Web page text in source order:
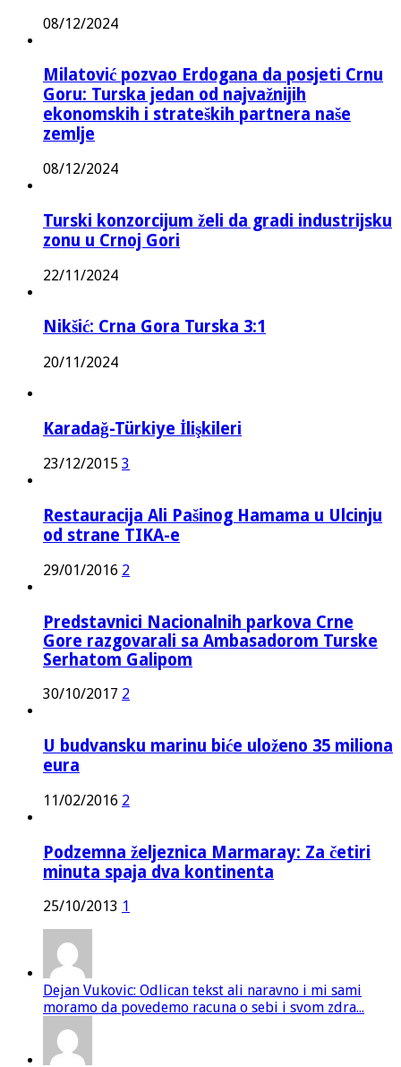
08/12/2024
Milatović pozvao Erdogana da posjeti Crnu
Goru: Turska jedan od najvažnijih
ekonomskih i strateških partnera naše
zemlje
08/12/2024
Turski konzorcijum želi da gradi industrijsku
zonu u Crnoj Gori
22/11/2024
Nikšić: Crna Gora Turska 3:1
20/11/2024
Karadağ-Türkiye İlişkileri
23/12/2015 3
Restauracija Ali Pašinog Hamama u Ulcinju
od strane TIKA-e
29/01/2016 2
Predstavnici Nacionalnih parkova Crne
Gore razgovarali sa Ambasadorom Turske
Serhatom Galipom
30/10/2017 2
U budvansku marinu biće uloženo 35 miliona
eura
11/02/2016 2
Podzemna željeznica Marmaray: Za četiri
minuta spaja dva kontinenta
25/10/2013 1
Dejan Vukovic: Odlican tekst ali naravno i mi sami
moramo da povedemo racuna o sebi i svom zdra...